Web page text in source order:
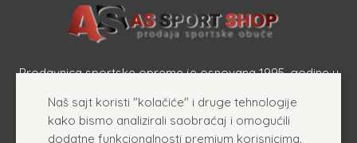
Prodavnica sportske opreme je osnovana 1995. godine u
opreme, originalnih patika i sportske odeće online.
Naš sajt koristi "kolačiće" i druge tehnologije
kako bismo analizirali saobraćaj i omogućili
dodatne funkcionalnosti premium korisnicima.